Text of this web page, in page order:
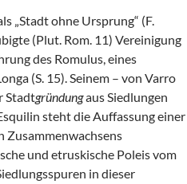
„Stadt ohne Ursprung“ (F.
(Plut. Rom. 11) Vereinigung
des Romulus, eines
(S. 15). Seinem – von Varro
Stadtgründungaus Siedlungen
steht die Auffassung einer
Zusammenwachsens
und etruskische Poleis vom
in dieser